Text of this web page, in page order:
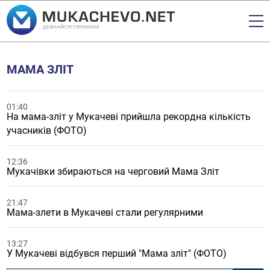
МАМА ЗЛІТ
01:40
На мама-зліт у Мукачеві прийшла рекордна кількість
учасників (ФОТО)
12:36
Мукачівки збираються на черговий Мама Зліт
21:47
Мама-злети в Мукачеві стали регулярними
13:27
У Мукачеві відбувся перший "Мама зліт" (ФОТО)